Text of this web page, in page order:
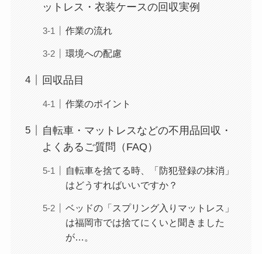
ットレス・衣装ケースの回収実例
作業の流れ
環境への配慮
回収品目
作業のポイント
自転車・マットレスなどの不用品回収・
よくあるご質問（FAQ）
自転車を捨てる時、「防犯登録の抹消」
はどうすればいいですか？
ベッドの「スプリング入りマットレス」
は福岡市では捨てにくいと聞きました
が…。